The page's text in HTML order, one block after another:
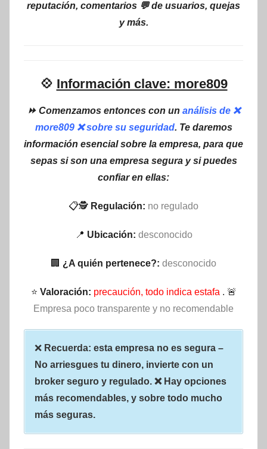
reputación, comentarios 💬 de usuarios, quejas
y más.
💠 Información clave: more809
⏩ Comenzamos entonces con un análisis de ❌
more809 ❌ sobre su seguridad. Te daremos
información esencial sobre la empresa, para que
sepas si son una empresa segura y si puedes
confiar en ellas:
📋🕵 Regulación: no regulado
📍 Ubicación: desconocido
🏢 ¿A quién pertenece?: desconocido
⭐ Valoración: precaución, todo indica estafa . 🚨
Empresa poco transparente y no recomendable
❌ Recuerda: esta empresa no es segura –
No arriesgues tu dinero, invierte con un
broker seguro y regulado. ❌ Hay opciones
más recomendables, y sobre todo mucho
más seguras.